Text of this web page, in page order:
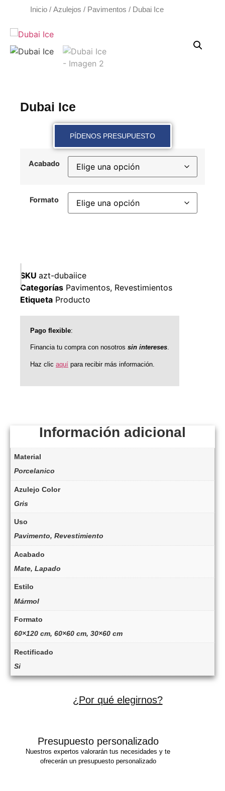
Inicio / Azulejos / Pavimentos / Dubai Ice
Dubai Ice
PÍDENOS PRESUPUESTO
Acabado
Formato
SKU azt-dubaiice
Categorías Pavimentos, Revestimientos
Etiqueta Producto
Pago flexible:
Financia tu compra con nosotros sin intereses.
Haz clic aquí para recibir más información.
Información adicional
Material
Porcelanico
Azulejo Color
Gris
Uso
Pavimento, Revestimiento
Acabado
Mate, Lapado
Estilo
Mármol
Formato
60×120 cm, 60×60 cm, 30×60 cm
Rectificado
Si
¿Por qué elegirnos?
Presupuesto personalizado
Nuestros expertos valorarán tus necesidades y te
ofrecerán un presupuesto personalizado